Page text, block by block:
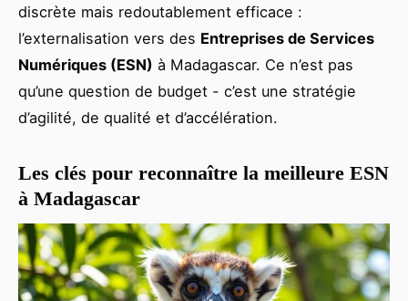
discrète mais redoutablement efficace :
l’externalisation vers des Entreprises de Services
Numériques (ESN) à Madagascar. Ce n’est pas
qu’une question de budget - c’est une stratégie
d’agilité, de qualité et d’accélération.
Les clés pour reconnaître la meilleure ESN
à Madagascar